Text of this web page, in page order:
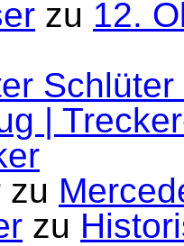
zu 12.
|
zu
zu